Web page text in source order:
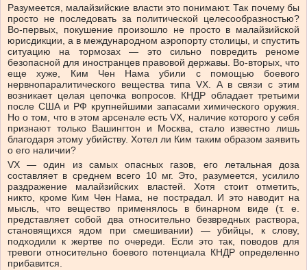
Разумеется, малайзийские власти это понимают. Так почему бы
просто не последовать за политической целесообразностью?
Во-первых, покушение произошло не просто в малайзийской
юрисдикции, а в международном аэропорту столицы, и спустить
ситуацию на тормозах — это сильно повредить реноме
безопасной для иностранцев правовой державы. Во-вторых, что
еще хуже, Ким Чен Нама убили с помощью боевого
нервнопаралитического вещества типа VX. А в связи с этим
возникает целая цепочка вопросов. КНДР обладает третьими
после США и РФ крупнейшими запасами химического оружия.
Но о том, что в этом арсенале есть VX, наличие которого у себя
признают только Вашингтон и Москва, стало известно лишь
благодаря этому убийству. Хотел ли Ким таким образом заявить
о его наличии?
VX — один из самых опасных газов, его летальная доза
составляет в среднем всего 10 мг. Это, разумеется, усилило
раздражение малайзийских властей. Хотя стоит отметить,
никто, кроме Ким Чен Нама, не пострадал. И это наводит на
мысль, что вещество применялось в бинарном виде (т. е.
представляет собой два относительно безвредных раствора,
становящихся ядом при смешивании) — убийцы, к слову,
подходили к жертве по очереди. Если это так, поводов для
тревоги относительно боевого потенциала КНДР определенно
прибавится.